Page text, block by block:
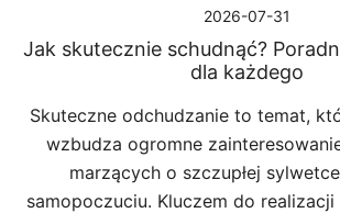
2026-07-31
Jak skutecznie schudnąć?
dla każdego
Skuteczne odchudzanie to temat,
wzbudza ogromne
marzących o szczupłej
samopoczuciu. Kluczem do